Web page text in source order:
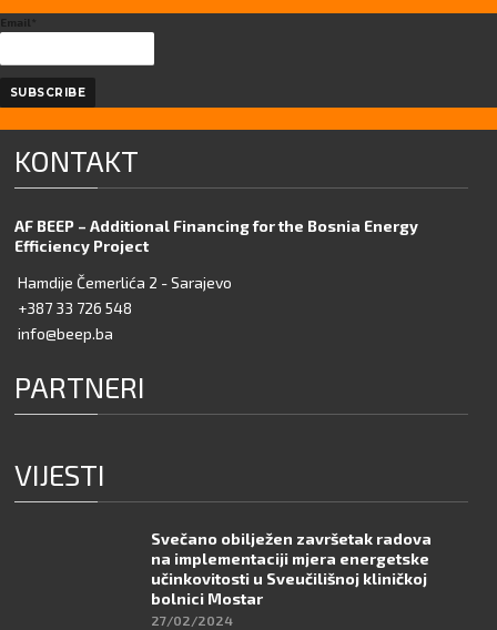
Email*
KONTAKT
AF BEEP – Additional Financing for the Bosnia Energy
Efficiency Project
Hamdije Čemerlića 2 - Sarajevo
+387 33 726 548
info@beep.ba
PARTNERI
VIJESTI
Svečano obilježen završetak radova
na implementaciji mjera energetske
učinkovitosti u Sveučilišnoj kliničkoj
bolnici Mostar
27/02/2024